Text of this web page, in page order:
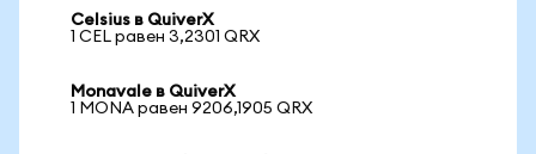
Celsius в QuiverX
1 CEL равен 3,2301 QRX
Monavale в QuiverX
1 MONA равен 9206,1905 QRX